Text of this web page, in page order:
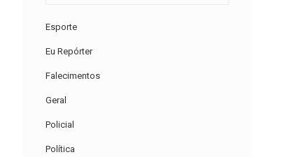
Esporte
Eu Repórter
Falecimentos
Geral
Policial
Política